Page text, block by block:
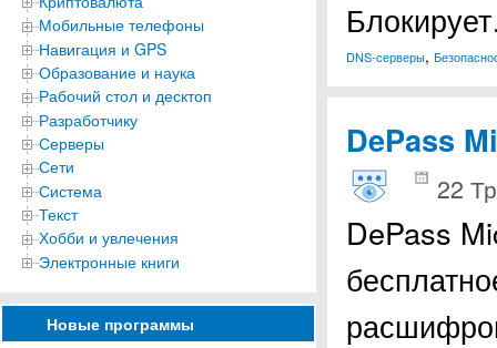
Мобильные телефоны
Навигация и GPS
Образование и наука
Рабочий стол и десктоп
Разработчику
Серверы
Сети
Система
Текст
Хобби и увлечения
Электронные книги
Новые программы
DNS-серверы,
DePass
22
DePass